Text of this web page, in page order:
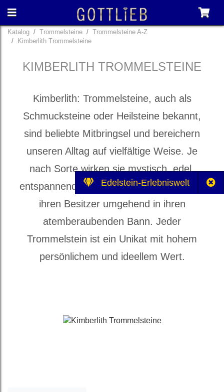
Edelstein-Erlebniswelt
Katalog Trommelsteine
Trommelsteine A-Z
Kimberlith Trommelsteine
KIMBERLITH TROMMELSTEINE
Kimberlith: Trommelsteine, auch als
Schmucksteine oder Heilsteine bekannt,
sind beliebte Mitbringsel und bereichern
unseren Alltag auf vielfältige Weise. Je
nach Sorte wirken sie mystisch, edel,
entspannend und heilbringend und ziehen
ihren Besitzer umgehend in ihren
atemberaubenden Bann. Jeder
Trommelstein ist ein Unikat mit hohem
persönlichem und ideellem Wert.